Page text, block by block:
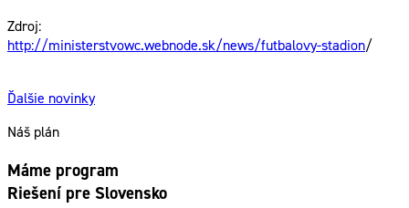
Zdroj:
http://ministerstvowc.webnode.sk/news/futbalovy-stadion/
Ďalšie novinky
Náš plán
Máme program
Riešení pre Slovensko